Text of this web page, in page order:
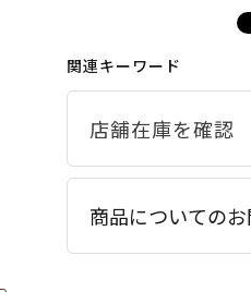
関連キーワード
商品についての